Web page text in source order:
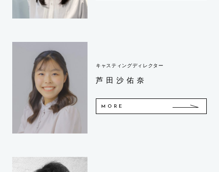
キャスティングディレクター
芦田沙佑奈
MORE